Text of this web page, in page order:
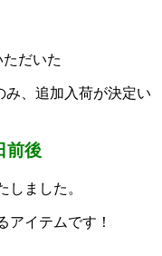
だいた
み、追加入荷が決定い
前後
しました。
アイテムです！